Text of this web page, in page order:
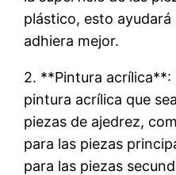
plástico, esto ayudará
adhiera mejor.
2. **Pintura acrílica**:
pintura acrílica que
piezas de ajedrez,
para las piezas
para las piezas